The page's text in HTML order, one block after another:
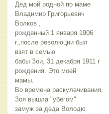
Дед мой родной по маме
Владимир Григорьевич
Волков ,
рожденный 1 января 1906
г.,после революции был
взят в семью
бабы Зои, 31 декабря 1911 г
рождения. Это моей
мамы.
Во времена раскулачивания,
Зоя вышла "убёгом"
замуж за деда Володю